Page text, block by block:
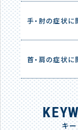
手・肘の症状
首・肩の症状
キ